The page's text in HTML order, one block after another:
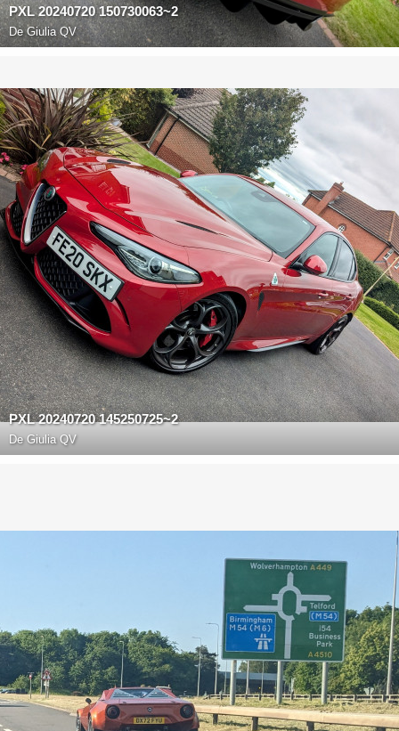
PXL 20240720 150730063~2
DeGiulia QV
PXL 20240720 145250725~2
DeGiulia QV